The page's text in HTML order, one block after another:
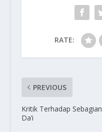
RATE:
PREVIOUS
Kritik Terhadap Sebagian
Da’i